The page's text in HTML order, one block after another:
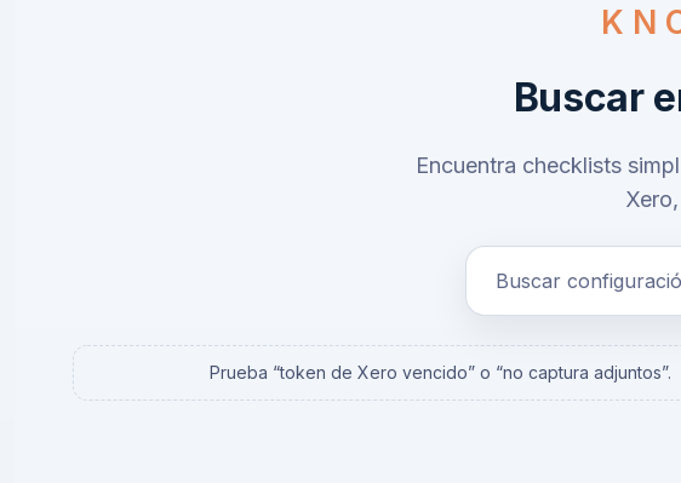
Buscar
Encuentra checklists
Prueba “token de Xero vencido” o “no captura adjuntos”.